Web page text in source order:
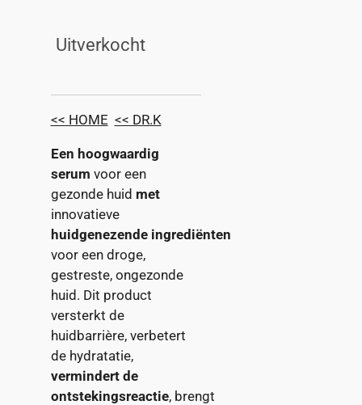
Uitverkocht
<< HOME << DR.K
Een hoogwaardig
serum voor een
gezonde huid met
innovatieve
huidgenezende ingrediënten
voor een droge,
gestreste, ongezonde
huid. Dit product
versterkt de
huidbarrière, verbetert
de hydratatie,
vermindert de
ontstekingsreactie, brengt